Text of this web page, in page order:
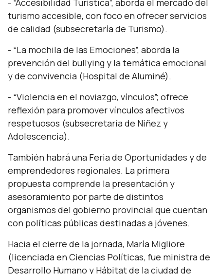
- “Accesibilidad Turística”, aborda el mercado del
turismo accesible, con foco en ofrecer servicios
de calidad (subsecretaría de Turismo).
- “La mochila de las Emociones”, aborda la
prevención del bullying y la temática emocional
y de convivencia (Hospital de Aluminé).
- “Violencia en el noviazgo, vínculos”; ofrece
reflexión para promover vínculos afectivos
respetuosos (subsecretaría de Niñez y
Adolescencia).
También habrá una Feria de Oportunidades y de
emprendedores regionales. La primera
propuesta comprende la presentación y
asesoramiento por parte de distintos
organismos del gobierno provincial que cuentan
con políticas públicas destinadas a jóvenes.
Hacia el cierre de la jornada, María Migliore
(licenciada en Ciencias Políticas, fue ministra de
Desarrollo Humano y Hábitat de la ciudad de